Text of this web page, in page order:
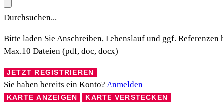
Durchsuchen...
Bitte laden Sie Anschreiben, Lebenslauf und ggf. Referenzen
Max.10 Dateien (pdf, doc, docx)
Sie haben bereits ein Konto? Anmelden
KARTE ANZEIGEN KARTE VERSTECKEN